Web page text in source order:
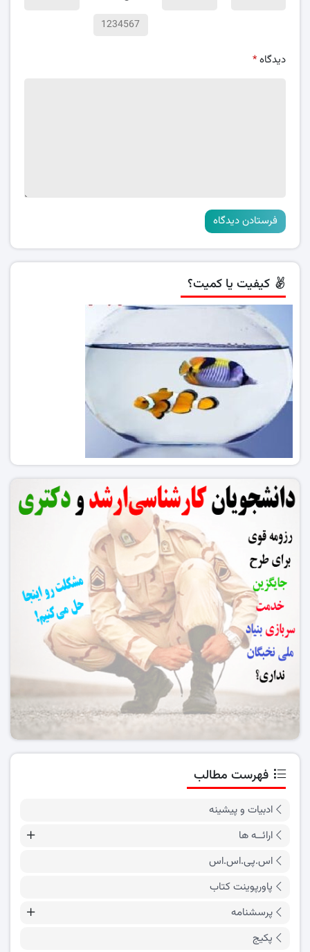
دیدگاه*
کیفیت یا کمیت؟
فهرست مطالب
ادبیات و پیشینه
ارائــه ها
اس.پی.اس.اس
پاورپوینت کتاب
پرسشنامه
پکیج